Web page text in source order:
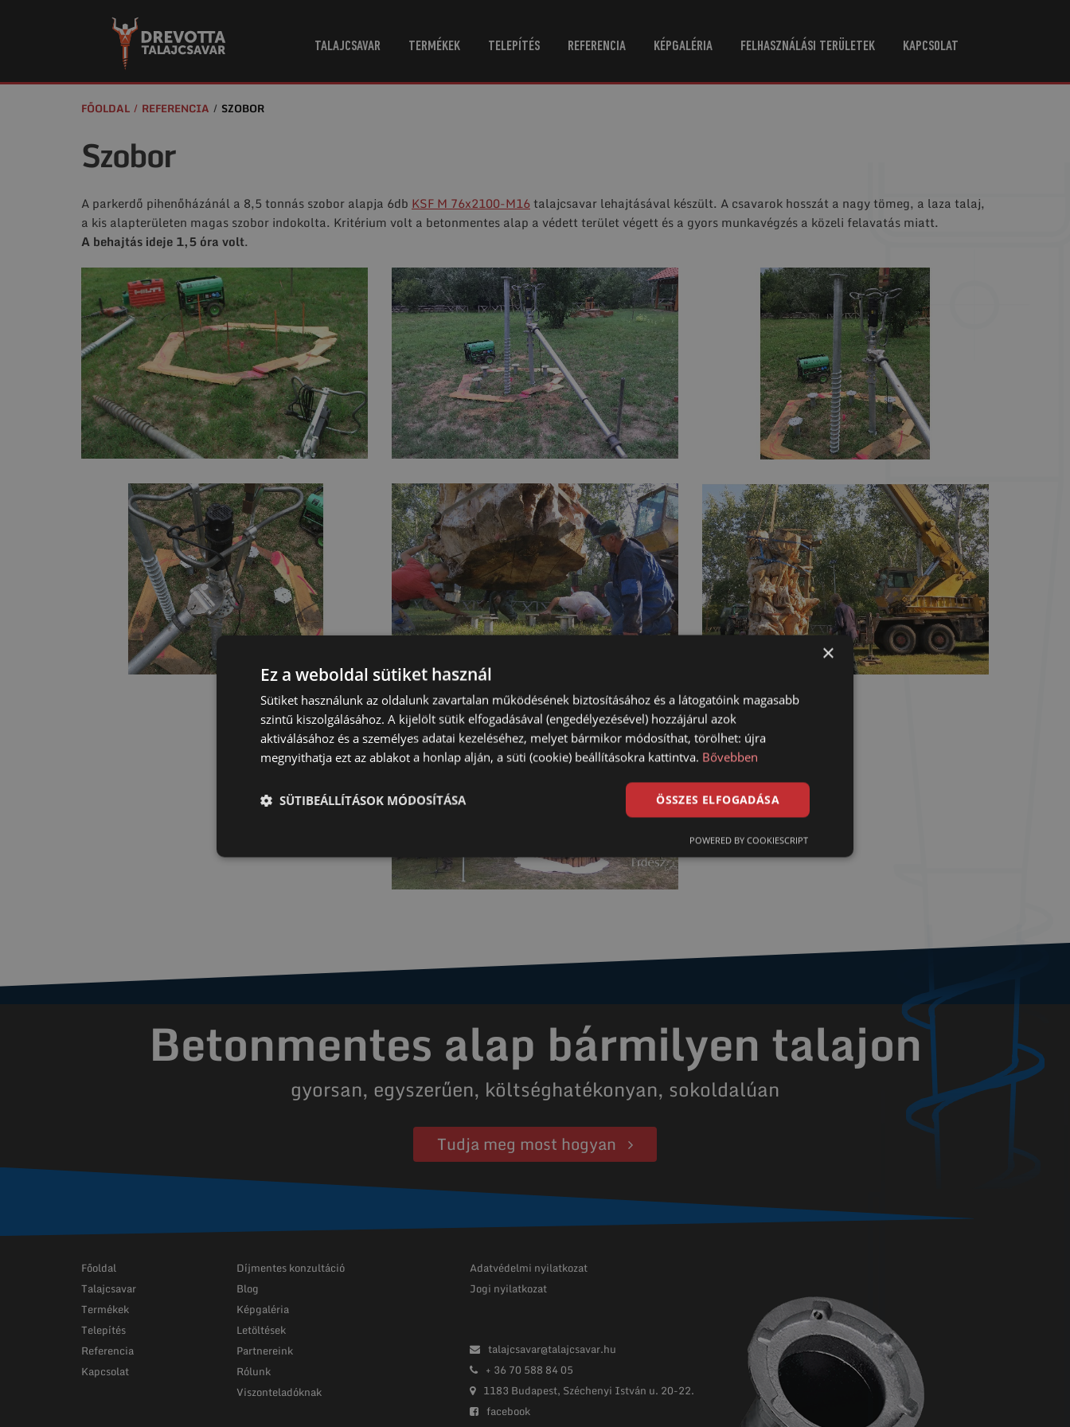
TALAJCSAVAR TERMÉKEK TELEPÍTÉS REFERENCIA KÉPGALÉRIA FELHASZNÁLÁSI TERÜLETEK KAPCSOLAT
FŐOLDAL REFERENCIA SZOBOR
Szobor
A parkerdő pihenőházánál a 8,5 tonnás szobor alapja 6db KSF M 76x2100-M16talajcsavar lehajtásával készült. A csavarok hosszát a nagy tömeg, a laza talaj,
a kis alapterületen magas szobor indokolta. Kritérium volt a betonmentes alap a védett terület végett és a gyors munkavégzés a közeli felavatás miatt.
A behajtás ideje 1,5 óra volt.
Betonmentes alap bármilyen talajon
gyorsan, egyszerűen, költséghatékonyan, sokoldalúan
Tudja meg most hogyan
Főoldal
Talajcsavar
Termékek
Telepítés
Referencia
Kapcsolat
Díjmentes konzultáció
Blog
Képgaléria
Letöltések
Partnereink
Rólunk
Viszonteladóknak
Adatvédelmi nyilatkozat
Jogi nyilatkozat
talajcsavar@talajcsavar.hu
+ 36 70 588 84 05
1183 Budapest, Széchenyi István u. 20-22.
facebook
×
Ez a weboldal sütiket használ
Sütiket használunk az oldalunk zavartalan működésének biztosításához és a látogatóink magasabb
szintű kiszolgálásához. A kijelölt sütik elfogadásával (engedélyezésével) hozzájárul azok
aktiválásához és a személyes adatai kezeléséhez, melyet bármikor módosíthat, törölhet: újra
megnyithatja ezt az ablakot a honlap alján, a süti (cookie) beállításokra kattintva. Bővebben
ÖSSZES ELFOGADÁSA
SÜTIBEÁLLÍTÁSOK MÓDOSÍTÁSA
POWERED BY COOKIESCRIPT